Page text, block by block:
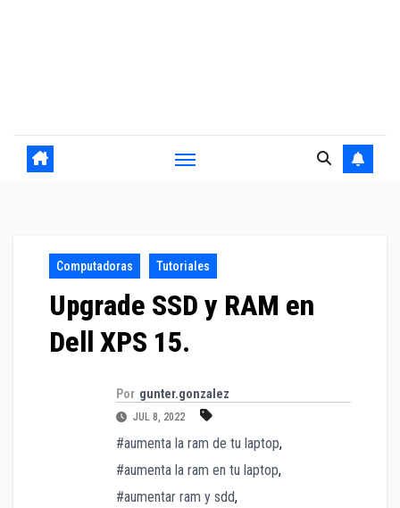
Computadoras Tutoriales
Upgrade SSD y RAM en
Dell XPS 15.
Por gunter.gonzalez
JUL 8, 2022
#aumenta la ram de tu laptop,
#aumenta la ram en tu laptop,
#aumentar ram y sdd,